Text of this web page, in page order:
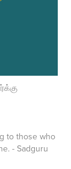
to those who
- Sadguru